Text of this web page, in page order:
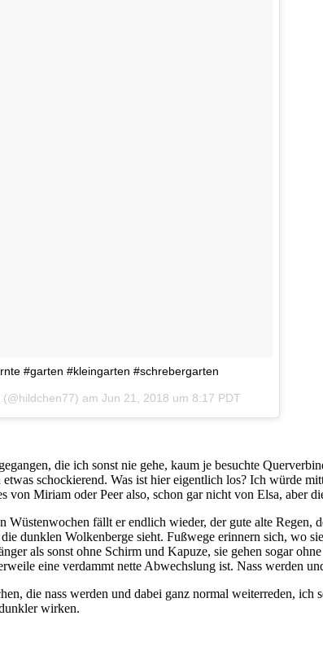
#garten #kleingarten #schrebergarten
(@hildchen77) am Jun 21, 2018 um 8:17 PDT
die ich sonst nie gehe, kaum je besuchte
schockierend. Was ist hier eigentlich los? Ich würde
von Miriam oder Peer also, schon gar nicht von Elsa, aber
Wüstenwochen fällt er endlich wieder, der gute alte
dunklen Wolkenberge sieht. Fußwege erinnern sich, wo
als sonst ohne Schirm und Kapuze, sie gehen sogar
eine verdammt nette Abwechslung ist. Nass werden
die nass werden und dabei ganz normal weiterreden,
wirken.